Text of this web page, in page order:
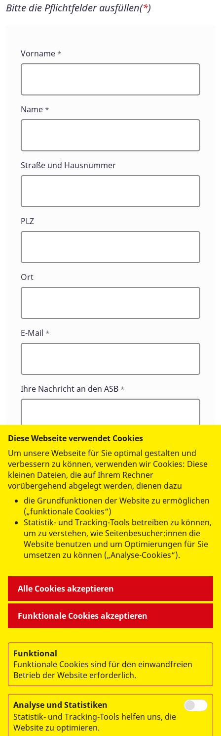
Bitte die Pflichtfelder ausfüllen(*)
Kontaktformular
Stephan
Vorname *
Name *
Straße und Hausnummer
PLZ
Ort
E-Mail *
Ihre Nachricht an den ASB *
Thema
Abschicken
© 2026 ASB Regionalverband Ostthüringen e.V.
Impressum
Datenschutz
Diese Webseite verwendet Cookies
Um unsere Webseite für Sie optimal gestalten und
verbessern zu können, verwenden wir Cookies: Diese
kleinen Dateien, die auf Ihrem Rechner
vorübergehend abgelegt werden, dienen dazu
die Grundfunktionen der Website zu ermöglichen
(„funktionale Cookies“)
Statistik- und Tracking-Tools betreiben zu können,
um zu verstehen, wie Seitenbesucher:innen die
Website benutzen und um Optimierungen für Sie
umsetzen zu können („Analyse-Cookies“).
Funktionale Cookies akzeptieren
Alle Cookies akzeptieren
Funktional
Funktionale Cookies sind für den einwandfreien
Betrieb der Website erforderlich.
Analyse und Statistiken
Statistik- und Tracking-Tools helfen uns, die
Website zu optimieren.